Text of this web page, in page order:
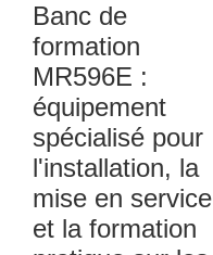
Banc de
formation
MR596E :
équipement
spécialisé pour
l'installation, la
mise en service
et la formation